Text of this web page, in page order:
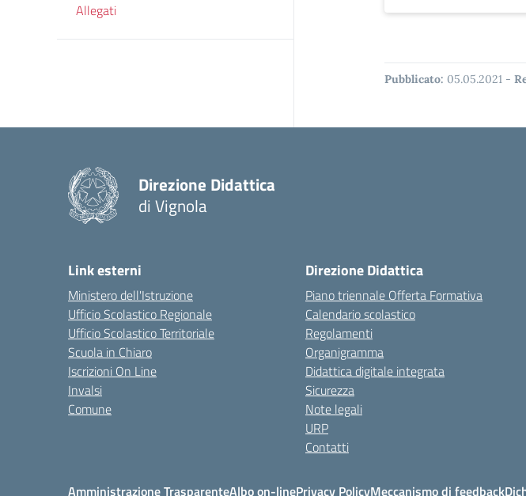
Allegati
Pubblicato: 05.05.2021 -
Direzione Didattica
di Vignola
Link esterni
Ministero dell'Istruzione
Ufficio Scolastico Regionale
Ufficio Scolastico Territoriale
Scuola in Chiaro
Iscrizioni On Line
Invalsi
Comune
Direzione Didattica
Piano triennale Offerta Formativa
Calendario scolastico
Regolamenti
Organigramma
Didattica digitale integrata
Sicurezza
Note legali
URP
Contatti
Amministrazione TrasparenteAlbo on-linePrivacy PolicyMeccanismo di feedback